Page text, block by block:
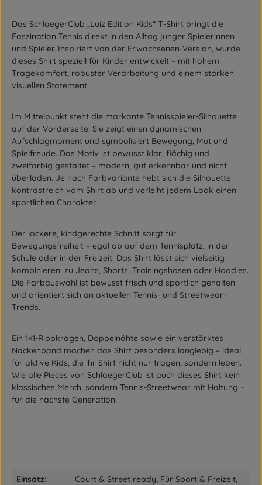
Das SchlaegerClub „Luiz Edition Kids“ T-Shirt bringt die
Faszination Tennis direkt in den Alltag junger Spielerinnen
und Spieler. Inspiriert von der Erwachsenen-Version, wurde
dieses Shirt speziell für Kinder entwickelt – mit hohem
Tragekomfort, robuster Verarbeitung und einem starken
visuellen Statement.
Im Mittelpunkt steht die markante Tennisspieler-Silhouette
auf der Vorderseite. Sie zeigt einen dynamischen
Aufschlagmoment und symbolisiert Bewegung, Mut und
Spielfreude. Das Motiv ist bewusst klar, flächig und
zweifarbig gestaltet – modern, gut erkennbar und nicht
überladen. Je nach Farbvariante hebt sich die Silhouette
kontrastreich vom Shirt ab und verleiht jedem Look einen
sportlichen Charakter.
Der lockere, kindgerechte Schnitt sorgt für
Bewegungsfreiheit – egal ob auf dem Tennisplatz, in der
Schule oder in der Freizeit. Das Shirt lässt sich vielseitig
kombinieren: zu Jeans, Shorts, Trainingshosen oder Hoodies.
Die Farbauswahl ist bewusst frisch und sportlich gehalten
und orientiert sich an aktuellen Tennis- und Streetwear-
Trends.
Ein 1×1-Rippkragen Doppelnähte sowie ein verstärktes
Nackenband machen das Shirt besonders langlebig – ideal
für aktive Kids, die ihr Shirt nicht nur tragen, sondern leben.
Wie alle Pieces von SchlaegerClub ist auch dieses Shirt kein
klassisches Merch , sondern Tennis-Streetwear mit Haltung –
für die nächste Generation.
Einsatz:
Court & Street ready, Für Sport & Freizeit,